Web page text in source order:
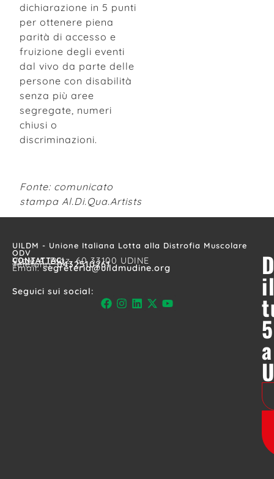
dichiarazione in 5 punti
per ottenere piena
parità di accesso e
fruizione degli eventi
dal vivo da parte delle
persone con disabilità
senza più aree
segregate, numeri
chiusi o
discriminazioni.
Fonte: comunicato
stampa Al.Di.Qua.Artists
UILDM - Unione Italiana Lotta alla Distrofia Muscolare
ODV
CONTATTACI
Viale A. Diaz, 60 33100 UDINE
Telefono:0432510261
Email:segreteria@uildmudine.org
Seguici sui social:
a